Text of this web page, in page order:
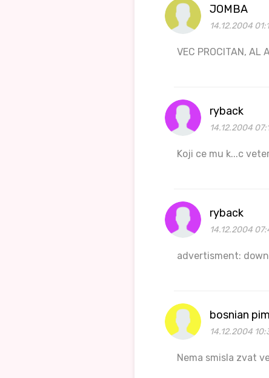
JOMBA
14.12.2004
VEC PROCITAN, AL
ryback
14.12.2004
Koji ce mu k...c
ryback
14.12.2004
advertisment:
bosnian
14.12.2004
Nema smisla zvat